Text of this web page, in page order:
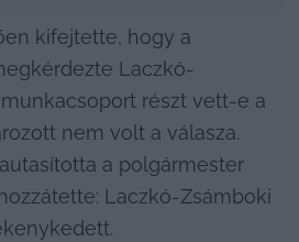
kifejtette, hogy a
Laczkó-
részt vett-e a
nem volt a válasza.
a polgármester
Laczkó-Zsámboki